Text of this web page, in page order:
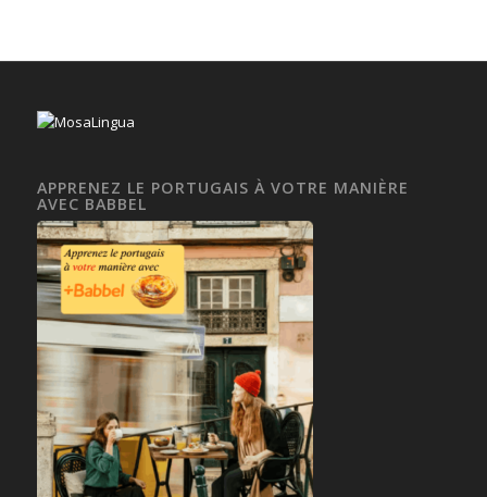
APPRENEZ LE PORTUGAIS À VOTRE MANIÈRE
AVEC BABBEL